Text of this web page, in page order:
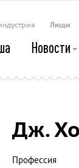
Люди
Новости
Дж.
Профессия